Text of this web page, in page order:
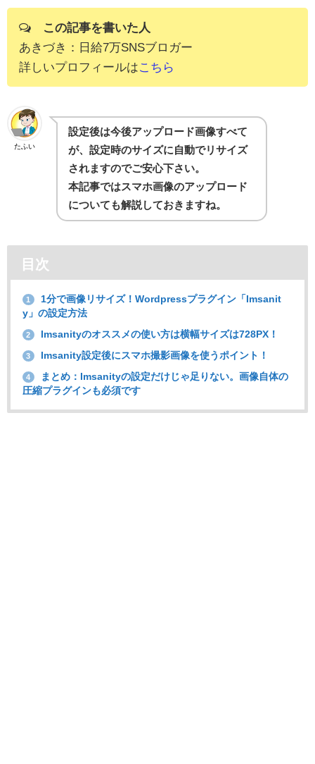
この記事を書いた人
あきづき：日給7万SNSブロガー
詳しいプロフィールは こちら
たふい
設定後は今後アップロード画像すべて
が、設定時のサイズに自動でリサイズ
されますのでご安心下さい。
本記事ではスマホ画像のアップロード
についても解説しておきますね。
目次
1
1分で画像リサイズ！Wordpressプラグイン「Imsanit
y」の設定方法
2 Imsanityのオススメの使い方は横幅サイズは728PX！
3 Imsanity設定後にスマホ撮影画像を使うポイント！
4
まとめ：Imsanityの設定だけじゃ足りない。画像自体の
圧縮プラグインも必須です